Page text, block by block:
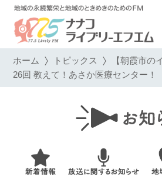
ホーム トピックス 【朝霞市の
26回 教えて！あさか医療センター！